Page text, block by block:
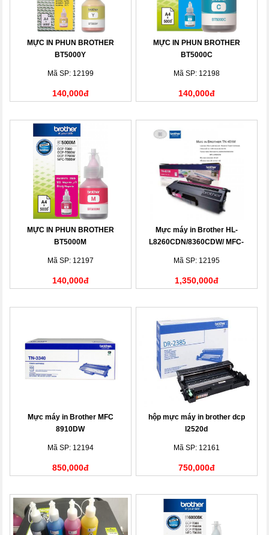
MỰC IN PHUN BROTHER
BT5000Y
Mã SP: 12199
140,000đ
MỰC IN PHUN BROTHER
BT5000C
Mã SP: 12198
140,000đ
MỰC IN PHUN BROTHER
BT5000M
Mã SP: 12197
140,000đ
Mực máy in Brother HL-
L8260CDN/8360CDW/ MFC-
Mã SP: 12195
1,350,000đ
Mực máy in Brother MFC
8910DW
Mã SP: 12194
850,000đ
hộp mực máy in brother dcp
l2520d
Mã SP: 12161
750,000đ